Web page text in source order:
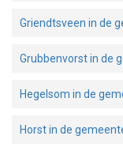
Griendtsveen in de
Grubbenvorst in de
Hegelsom in de
Horst in de